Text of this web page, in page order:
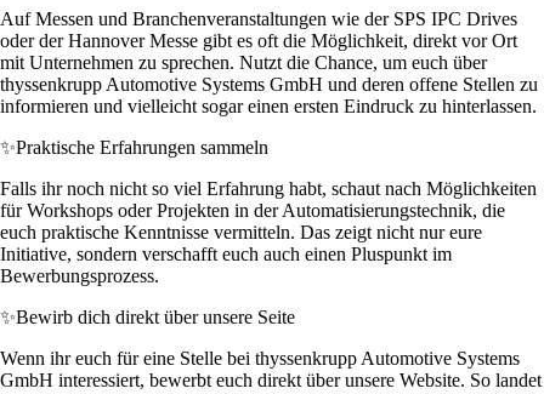
Auf Messen und Branchenveranstaltungen wie der SPS IPC Drives
oder der Hannover Messe gibt es oft die Möglichkeit, direkt vor Ort
mit Unternehmen zu sprechen. Nutzt die Chance, um euch über
thyssenkrupp Automotive Systems GmbH und deren offene Stellen zu
informieren und vielleicht sogar einen ersten Eindruck zu hinterlassen.
✨Praktische Erfahrungen sammeln
Falls ihr noch nicht so viel Erfahrung habt, schaut nach Möglichkeiten
für Workshops oder Projekten in der Automatisierungstechnik, die
euch praktische Kenntnisse vermitteln. Das zeigt nicht nur eure
Initiative, sondern verschafft euch auch einen Pluspunkt im
Bewerbungsprozess.
✨Bewirb dich direkt über unsere Seite
Wenn ihr euch für eine Stelle bei thyssenkrupp Automotive Systems
GmbH interessiert, bewerbt euch direkt über unsere Website. So landet